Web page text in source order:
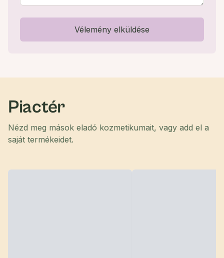
Vélemény elküldése
Piactér
Nézd meg mások eladó kozmetikumait, vagy add el a
saját termékeidet.